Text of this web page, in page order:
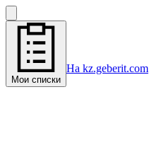
Мои списки
На kz.geberit.com